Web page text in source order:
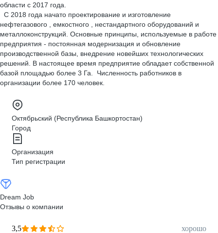
области с 2017 года.
С 2018 года начато проектирование и изготовление
нефтегазового , емкостного , нестандартного оборудований и
металлоконструкций. Основные принципы, используемые в работе
предприятия - постоянная модернизация и обновление
производственной базы, внедрение новейших технологических
решений. В настоящее время предприятие обладает собственной
базой площадью более 3 Га. Численность работников в
организации более 170 человек.
Октябрьский (Республика Башкортостан)
Город
Организация
Тип регистрации
Dream Job
Отзывы о компании
3,5
хорошо